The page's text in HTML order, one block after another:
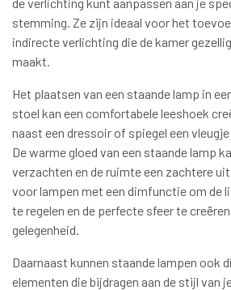
stemming. Ze zijn ideaal voor het
indirecte verlichting die de kamer
maakt.
Het plaatsen van een staande lamp in
stoel kan een comfortabele leeshoek
naast een dressoir of spiegel een
De warme gloed van een staande lamp
verzachten en de ruimte een zachtere
voor lampen met een dimfunctie om de
te regelen en de perfecte sfeer te
gelegenheid.
Daarnaast kunnen staande lampen ook
elementen die bijdragen aan de stijl van